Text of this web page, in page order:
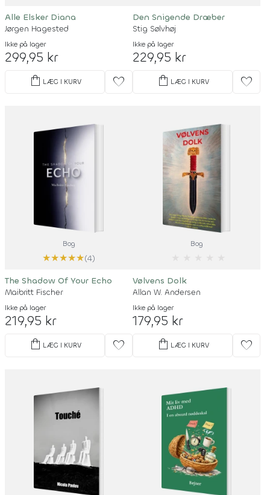
Alle Elsker Diana
Jørgen Hagested
Ikke på lager
299,95 kr
shopping_bag LÆG I KURV favorite
Den Snigende Dræber
Stig Sølvhøj
Ikke på lager
229,95 kr
shopping_bag LÆG I KURV favorite
Bog
★★★★★(4)
The Shadow Of Your Echo
Maibritt Fischer
Ikke på lager
219,95 kr
shopping_bag LÆG I KURV favorite
Bog
Vølvens Dolk
Allan W. Andersen
Ikke på lager
179,95 kr
shopping_bag LÆG I KURV favorite